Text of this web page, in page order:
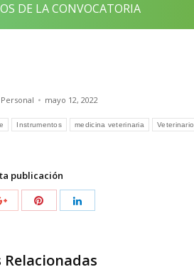
DE LA CONVOCATORIA
mayo 12, 2022
Instrumentos medicina veterinaria Veterinario
publicación